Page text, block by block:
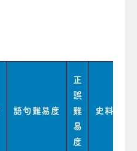
語句難易度
正
誤
難
易
度
史料難易